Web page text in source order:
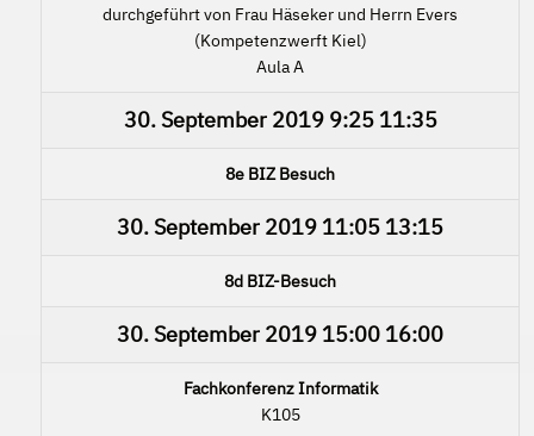
durchgeführt von Frau Häseker und Herrn Evers
(Kompetenzwerft Kiel)
Aula A
30. September 20199:25 11:35
8e BIZ Besuch
30. September 2019 11:05 13:15
8d BIZ-Besuch
30. September 2019 15:00 16:00
Fachkonferenz Informatik
K105